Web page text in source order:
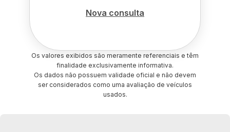
Nova consulta
Os valores exibidos são meramente referenciais e têm
finalidade exclusivamente informativa.
Os dados não possuem validade oficial e não devem
ser considerados como uma avaliação de veículos
usados.